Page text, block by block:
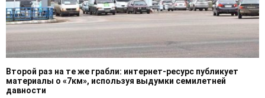
Второй раз на те же грабли: интернет-ресурс публикует
материалы о «7км», используя выдумки семилетней
давности